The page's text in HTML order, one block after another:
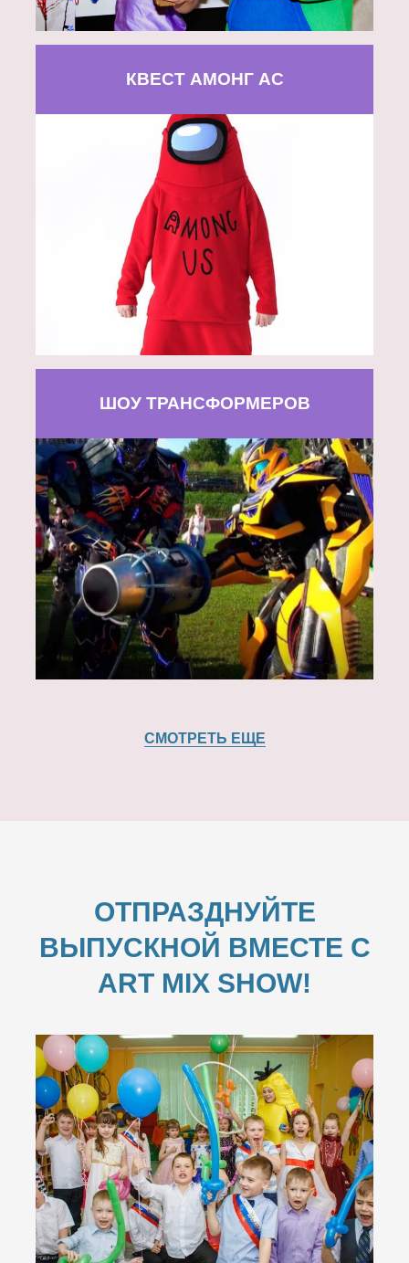
КВЕСТ АМОНГ АС
ШОУ ТРАНСФОРМЕРОВ
СМОТРЕТЬ ЕЩЕ
ОТПРАЗДНУЙТЕ
ВЫПУСКНОЙ ВМЕСТЕ С
ART MIX SHOW!